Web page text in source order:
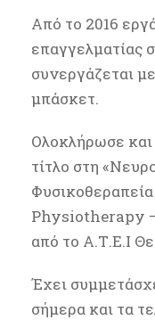
Από το 2016
επαγγελματίας
συνεργάζεται
μπάσκετ.
Ολοκλήρωσε
τίτλο στη
Physiotherapy –
από το Α.Τ.Ε.Ι
Έχει
σήμερα και τα